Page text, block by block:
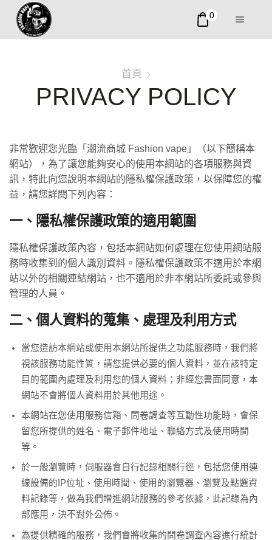
0
首頁
PRIVACY POLICY
非常歡迎您光臨「潮流商城 Fashion vape」（以下簡稱本
網站），為了讓您能夠安心的使用本網站的各項服務與資
訊，特此向您說明本網站的隱私權保護政策，以保障您的權
益，請您詳閱下列內容：
一、隱私權保護政策的適用範圍
隱私權保護政策內容，包括本網站如何處理在您使用網站服
務時收集到的個人識別資料。隱私權保護政策不適用於本網
站以外的相關連結網站，也不適用於非本網站所委託或參與
管理的人員。
二、個人資料的蒐集、處理及利用方式
當您造訪本網站或使用本網站所提供之功能服務時，我們將
視該服務功能性質，請您提供必要的個人資料，並在該特定
目的範圍內處理及利用您的個人資料；非經您書面同意，本
網站不會將個人資料用於其他用途。
本網站在您使用服務信箱、問卷調查等互動性功能時，會保
留您所提供的姓名、電子郵件地址、聯絡方式及使用時間
等。
於一般瀏覽時，伺服器會自行記錄相關行徑，包括您使用連
線設備的IP位址、使用時間、使用的瀏覽器、瀏覽及點選資
料記錄等，做為我們增進網站服務的參考依據，此記錄為內
部應用，決不對外公佈。
為提供精確的服務，我們會將收集的問卷調查內容進行統計